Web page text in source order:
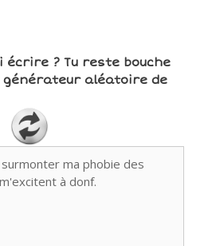
écrire ? Tu reste bouche
générateur aléatoire de